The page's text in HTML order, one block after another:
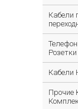
Кабели
Розетки
Кабели
Прочие